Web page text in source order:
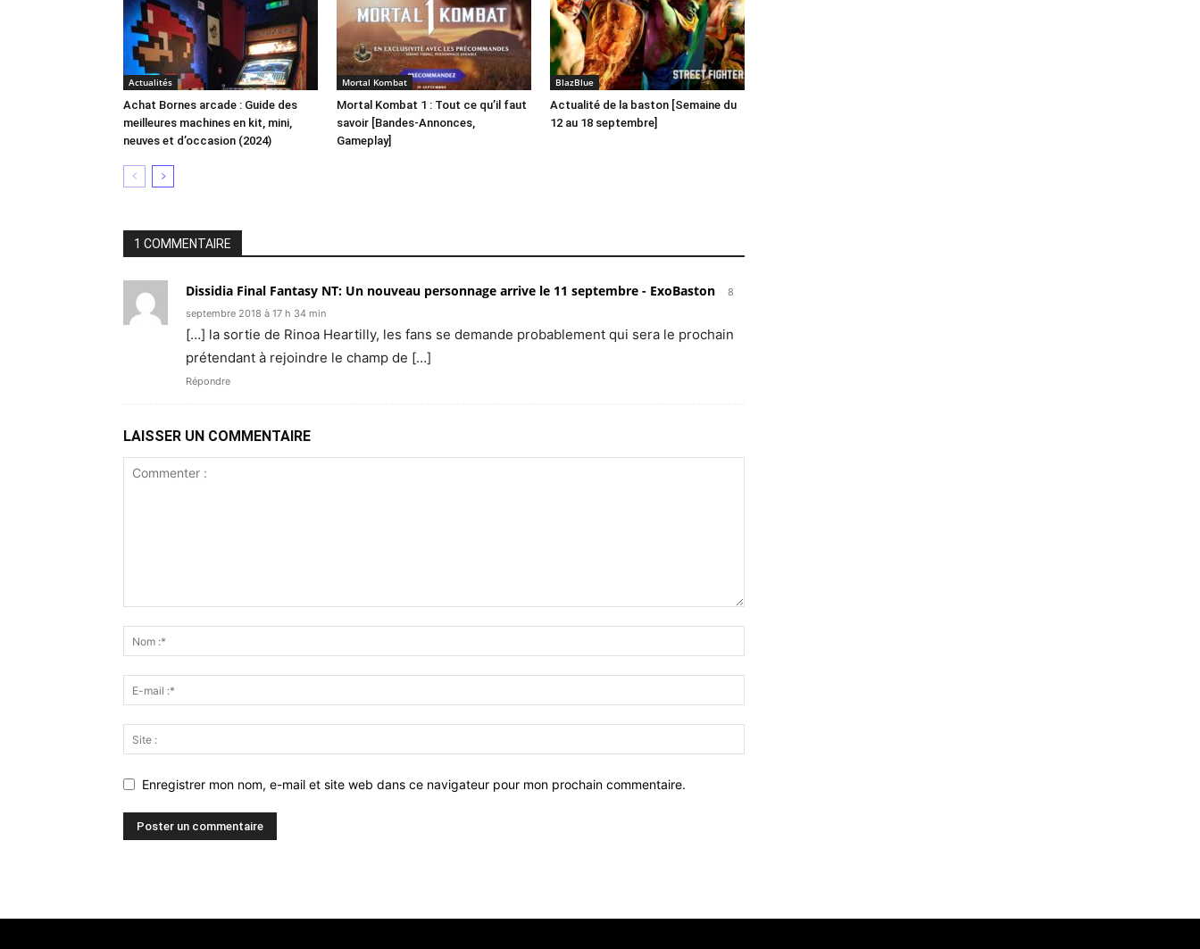
Actualités
Achat Bornes arcade : Guide des
meilleures machines en kit, mini,
neuves et d’occasion (2024)
Mortal Kombat
Mortal Kombat 1 : Tout ce qu’il faut
savoir [Bandes-Annonces,
Gameplay]
BlazBlue
Actualité de la baston [Semaine du
12 au 18 septembre]
1 COMMENTAIRE
Dissidia Final Fantasy NT: Un nouveau personnage arrive le 11 septembre - ExoBaston
8
septembre 2018 à 17 h 34 min
[…] la sortie de Rinoa Heartilly, les fans se demande probablement qui sera le prochain
prétendant à rejoindre le champ de […]
Répondre
LAISSER UN COMMENTAIRE
Enregistrer mon nom, e-mail et site web dans ce navigateur pour mon prochain commentaire.